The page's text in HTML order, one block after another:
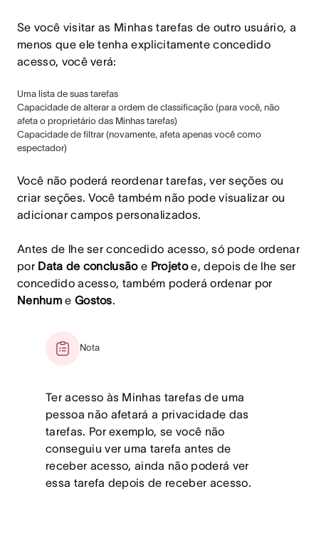
Se você visitar as Minhas tarefas de outro usuário, a
menos que ele tenha explicitamente concedido
acesso, você verá:
Uma lista de suas tarefas
Capacidade de alterar a ordem de classificação (para você, não
afeta o proprietário das Minhas tarefas)
Capacidade de filtrar (novamente, afeta apenas você como
espectador)
Você não poderá reordenar tarefas, ver seções ou
criar seções. Você também não pode visualizar ou
adicionar campos personalizados.
Antes de lhe ser concedido acesso, só pode ordenar
por Data de conclusãoe Projetoe, depois de lhe ser
concedido acesso, também poderá ordenar por
Nenhume Gostos.
Nota
Ter acesso às Minhas tarefas de uma
pessoa não afetará a privacidade das
tarefas. Por exemplo, se você não
conseguiu ver uma tarefa antes de
receber acesso, ainda não poderá ver
essa tarefa depois de receber acesso.